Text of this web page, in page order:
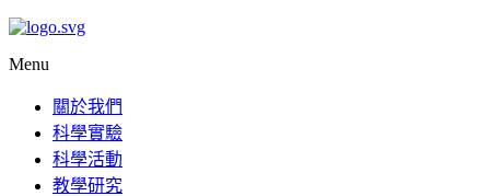
Menu
關於我們
科學實驗
科學活動
教學研究